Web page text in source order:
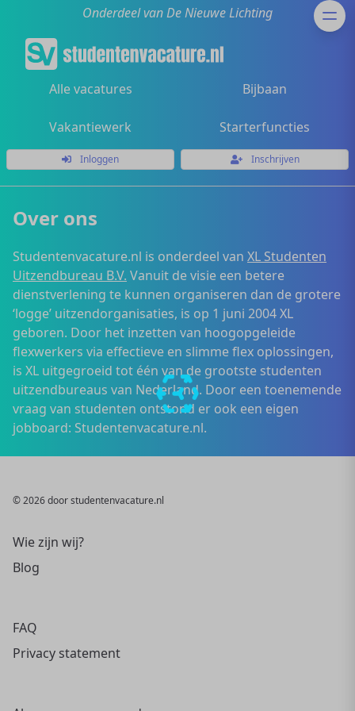
Onderdeel van De Nieuwe Lichting
Alle vacatures Bijbaan
Vakantiewerk Starterfuncties
Inloggen Inschrijven
Over ons
Studentenvacature.nl is onderdeel van XL Studenten
Uitzendbureau B.V. Vanuit de visie een betere
dienstverlening te kunnen organiseren dan de grotere
‘logge’ uitzendorganisaties, is op 1 juni 2004 XL
geboren. Door het inzetten van hoogopgeleide
flexwerkers via effectieve en slimme flex oplossingen,
is XL uitgegroeid tot één van de grootste studenten
uitzendbureaus van Nederland. Door een toenemende
vraag van studenten ontstond er ook een eigen
jobboard: Studentenvacature.nl.
© 2026 door studentenvacature.nl
Wie zijn wij?
Blog
FAQ
Privacy statement